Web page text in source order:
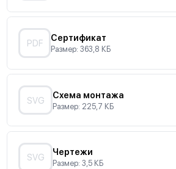
PDF
Сертификат
Размер: 363,8 КБ
SVG
Схема монтажа
Размер: 225,7 КБ
SVG
Чертежи
Размер: 3,5 КБ